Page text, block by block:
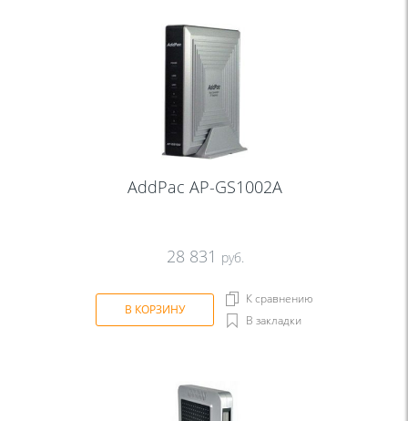
AddPac AP-GS1002A
28 831 руб.
В КОРЗИНУ
К сравнению
В закладки